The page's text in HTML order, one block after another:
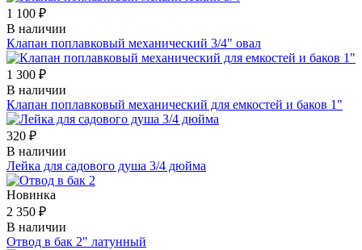
1 100 ₽
В наличии
Клапан поплавковый механический 3/4" овал
1 300 ₽
В наличии
Клапан поплавковый механический для емкостей и баков 1"
320 ₽
В наличии
Лейка для садового душа 3/4 дюйма
Новинка
2 350 ₽
В наличии
Отвод в бак 2" латунный